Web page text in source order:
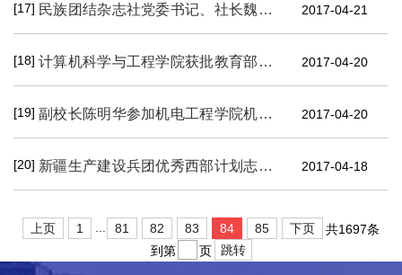
[17] 民族团结杂志社党委书记、社长魏国雄一行来我校调研 2017-04-21
[18] 计算机科学与工程学院获批教育部产学合作协同育人项目 2017-04-20
[19] 副校长陈明华参加机电工程学院机械151班团支部“一学一做”主题团会 2017-04-20
[20] 新疆生产建设兵团优秀西部计划志愿者巡回宣讲团走进我校 2017-04-18
上页 1 81 82 83 84 85 下页
共1697条
到第
页 跳转